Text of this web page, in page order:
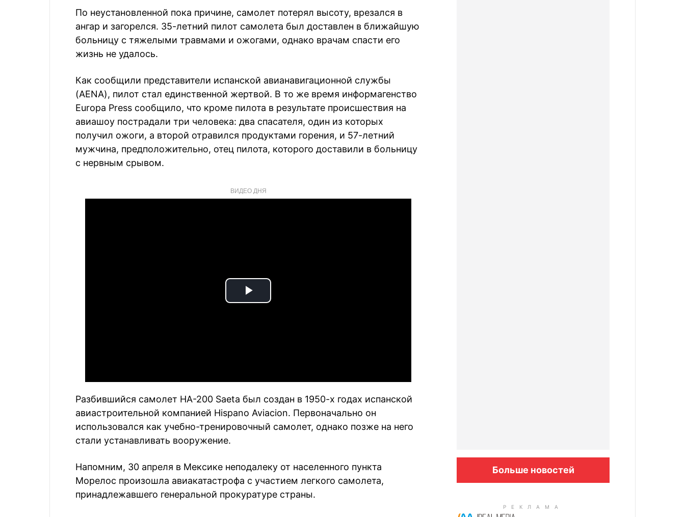
По неустановленной пока причине, самолет потерял высоту, врезался в
ангар и загорелся. 35-летний пилот самолета был доставлен в ближайшую
больницу с тяжелыми травмами и ожогами, однако врачам спасти его
жизнь не удалось.
Как сообщили представители испанской авианавигационной службы
(AENA), пилот стал единственной жертвой. В то же время информагенство
Europa Press сообщило, что кроме пилота в результате происшествия на
авиашоу пострадали три человека: два спасателя, один из которых
получил ожоги, а второй отравился продуктами горения, и 57-летний
мужчина, предположительно, отец пилота, которого доставили в больницу
с нервным срывом.
ВИДЕО ДНЯ
Play
Разбившийся самолет HA-200 Saeta был создан в 1950-х годах испанской
авиастроительной компанией Hispano Aviacion. Первоначально он
использовался как учебно-тренировочный самолет, однако позже на него
стали устанавливать вооружение.
Напомним, 30 апреля в Мексике неподалеку от населенного пункта
Морелос произошла авиакатастрофа с участием легкого самолета,
принадлежавшего генеральной прокуратуре страны.
Больше новостей